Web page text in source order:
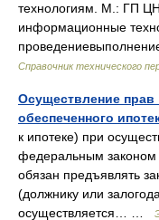
технологиям. М.: ГП
информационные
Справочник технического
Осуществление прав
обеспеченного
к ипотеке) при
федеральным законом
обязан предъявлять
(должнику или
осуществляется… …